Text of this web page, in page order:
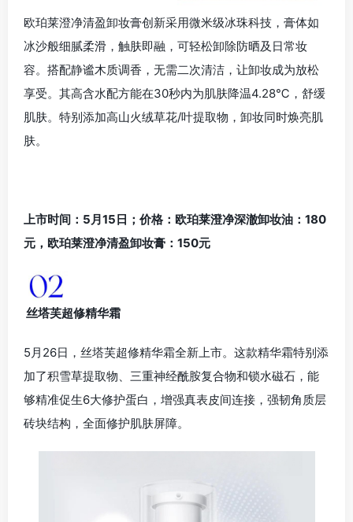
欧珀莱澄净清盈卸妆膏创新采用微米级冰珠科技，膏体如
冰沙般细腻柔滑，触肤即融，可轻松卸除防晒及日常妆
容。搭配静谧木质调香，无需二次清洁，让卸妆成为放松
享受。其高含水配方能在30秒内为肌肤降温4.28℃ ，舒缓
肌肤。特别添加高山火绒草花/叶提取物，卸妆同时焕亮肌
肤。
上市时间：5月15日；价格：欧珀莱澄净深澈卸妆油： 180
元，欧珀莱澄净清盈卸妆膏： 150元
丝塔芙超修精华霜
5月26日，丝塔芙超修精华霜全新上市。这款精华霜特别添
加了积雪草提取物、三重神经酰胺复合物和锁水磁石，能
够精准促生6大修护蛋白，增强真表皮间连接，强韧角质层
砖块结构，全面修护肌肤屏障。